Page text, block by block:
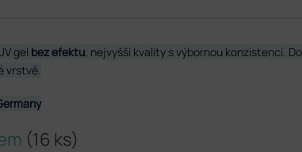
(16 ks)
gel bez efektu, nejvyšší kvality s výbornou konzistencí.
vrstvě.